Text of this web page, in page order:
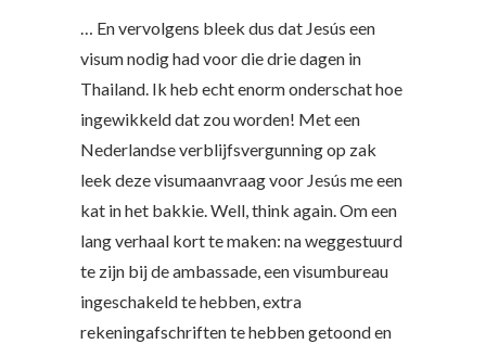
… En vervolgens bleek dus dat Jesús een
visum nodig had voor die drie dagen in
Thailand. Ik heb echt enorm onderschat hoe
ingewikkeld dat zou worden! Met een
Nederlandse verblijfsvergunning op zak
leek deze visumaanvraag voor Jesús me een
kat in het bakkie. Well, think again. Om een
lang verhaal kort te maken: na weggestuurd
te zijn bij de ambassade, een visumbureau
ingeschakeld te hebben, extra
rekeningafschriften te hebben getoond en